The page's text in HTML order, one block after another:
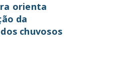
orienta
da
chuvosos